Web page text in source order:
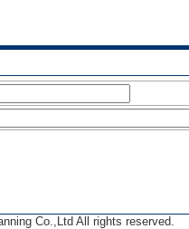
Co.,Ltd All rights reserved.